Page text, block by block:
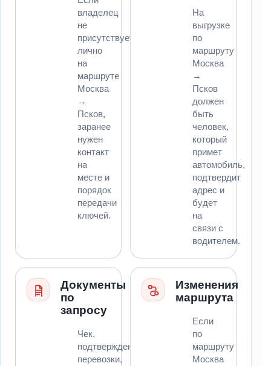
владелец
не
присутствует
лично
на
маршруте
Москва
→
Псков,
заранее
нужен
контакт
на
месте и
порядок
передачи
ключей.
На
выгрузке
по
маршруту
Москва
→
Псков
должен
быть
человек,
который
примет
автомобиль,
подтвердит
адрес и
будет
на
связи с
водителем.
Документы
по
запросу
Чек,
подтверждение
перевозки,
Изменения
маршрута
Если
по
маршруту
Москва